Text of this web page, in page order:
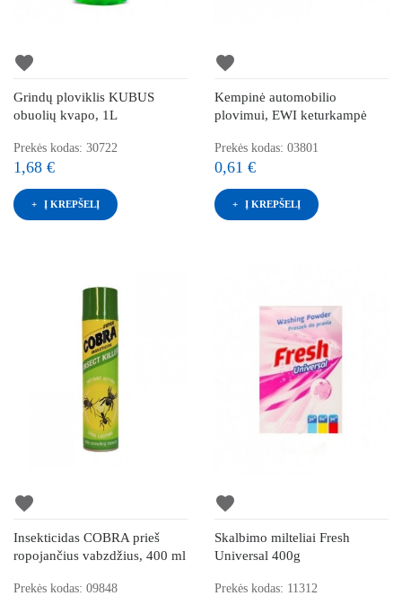
favorite
Grindų ploviklis KUBUS
obuolių kvapo, 1L
Prekės kodas: 30722
1,68 €
Į KREPŠELĮ
favorite
Kempinė automobilio
plovimui, EWI keturkampė
Prekės kodas: 03801
0,61 €
Į KREPŠELĮ
favorite
Insekticidas COBRA prieš
ropojančius vabzdžius, 400 ml
Prekės kodas: 09848
favorite
Skalbimo milteliai Fresh
Universal 400g
Prekės kodas: 11312